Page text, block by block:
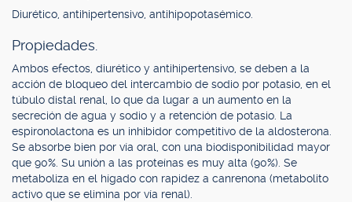
Diurético, antihipertensivo, antihipopotasémico.
Propiedades.
Ambos efectos, diurético y antihipertensivo, se deben a la
acción de bloqueo del intercambio de sodio por potasio, en el
túbulo distal renal, lo que da lugar a un aumento en la
secreción de agua y sodio y a retención de potasio. La
espironolactona es un inhibidor competitivo de la aldosterona.
Se absorbe bien por vía oral, con una biodisponibilidad mayor
que 90%. Su unión a las proteínas es muy alta (90%). Se
metaboliza en el hígado con rapidez a canrenona (metabolito
activo que se elimina por vía renal).